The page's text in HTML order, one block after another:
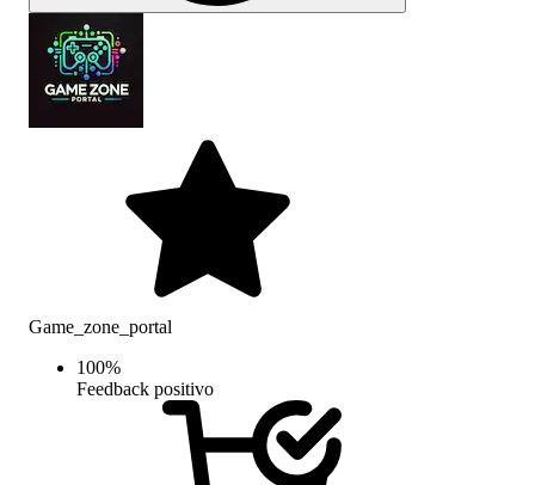
Game_zone_portal
100%
Feedback positivo